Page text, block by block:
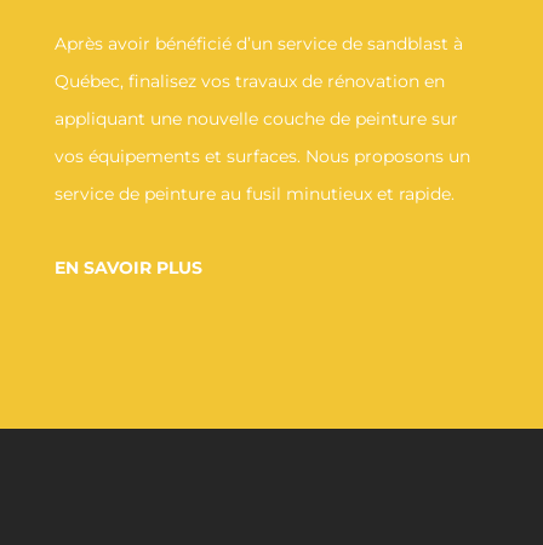
Après avoir bénéficié d’un service de sandblast à
Québec, finalisez vos travaux de rénovation en
appliquant une nouvelle couche de peinture sur
vos équipements et surfaces. Nous proposons un
service de peinture au fusil minutieux et rapide.
EN SAVOIR PLUS